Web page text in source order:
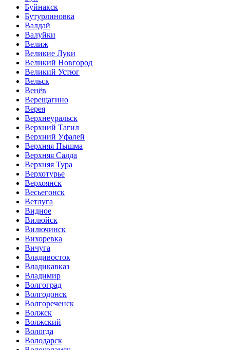
Буйнакск
Бутурлиновка
Валдай
Валуйки
Велиж
Великие Луки
Великий Новгород
Великий Устюг
Вельск
Венёв
Верещагино
Верея
Верхнеуральск
Верхний Тагил
Верхний Уфалей
Верхняя Пышма
Верхняя Салда
Верхняя Тура
Верхотурье
Верхоянск
Весьегонск
Ветлуга
Видное
Вилюйск
Вилючинск
Вихоревка
Вичуга
Владивосток
Владикавказ
Владимир
Волгоград
Волгодонск
Волгореченск
Волжск
Волжский
Вологда
Володарск